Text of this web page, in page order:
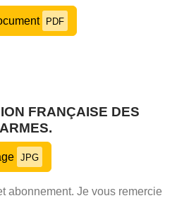
PDF
FRANÇAISE DES
JPG
abonnement. Je vous remercie